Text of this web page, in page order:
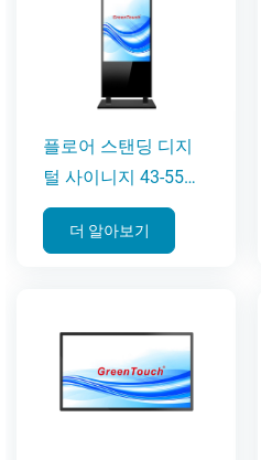
플로어 스탠딩 디지
털 사이니지 43-55인
치(SWLB 시리즈)
더 알아보기